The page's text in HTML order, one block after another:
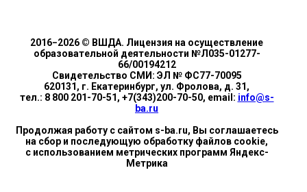
2016−2026 © ВШДА. Лицензия на осуществление
образовательной деятельности №Л035-01277-
66/00194212
Свидетельство СМИ: ЭЛ № ФС77-70095
620131, г. Екатеринбург, ул. Фролова, д. 31,
тел.: 8 800 201-70-51, +7(343)200-70-50, email: info@s-
ba.ru
Продолжая работу с сайтом s-ba.ru, Вы соглашаетесь
на сбор и последующую обработку файлов cookie,
с использованием метрических программ Яндекс-
Метрика